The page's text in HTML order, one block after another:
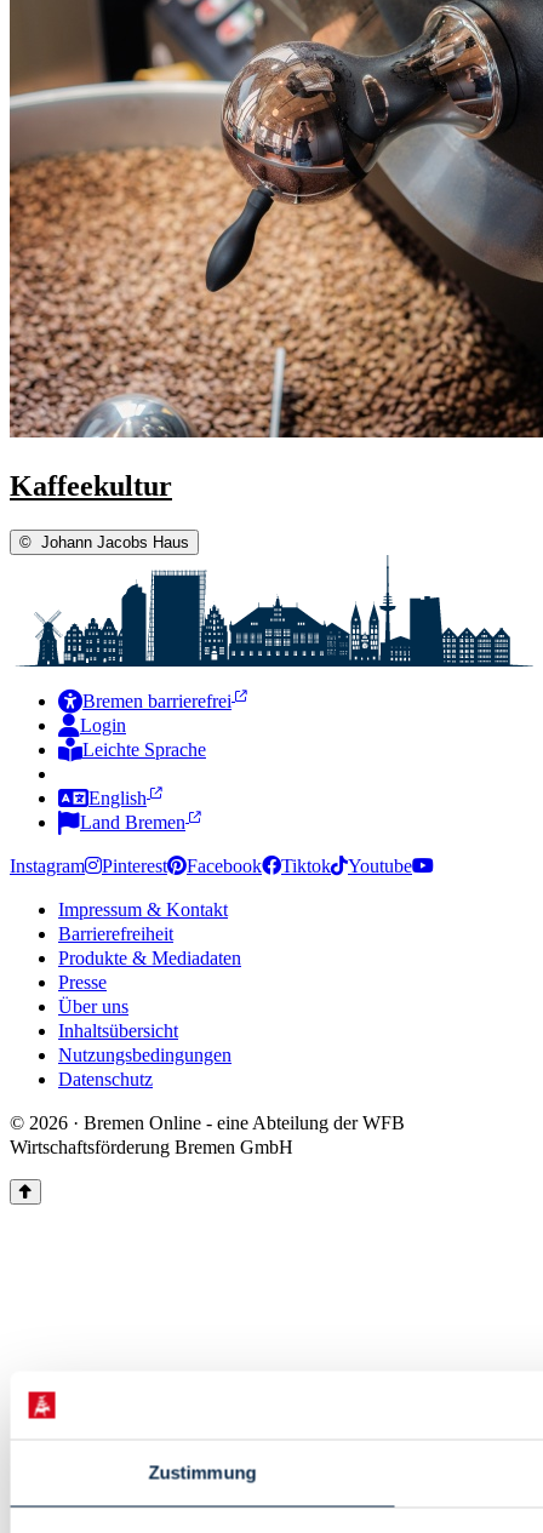
Zustimmung
Kaffeekultur
© Johann Jacobs Haus
Bremen barrierefrei
Login
Leichte Sprache
English
Land Bremen
Instagram Pinterest Facebook Tiktok Youtube
Impressum & Kontakt
Barrierefreiheit
Produkte & Mediadaten
Presse
Über uns
Inhaltsübersicht
Nutzungsbedingungen
Datenschutz
© 2026 · Bremen Online - eine Abteilung der WFB
Wirtschaftsförderung Bremen GmbH